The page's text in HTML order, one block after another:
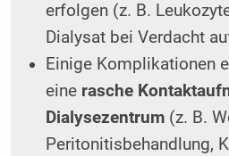
erfolgen (z. B.
Dialysat bei Verdacht
Einige Komplikationen
eine rasche
Dialysezentrum (z. B.
Peritonitisbehandlung,